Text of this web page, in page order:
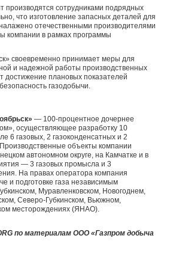
производятся сотрудниками подрядных
что изготовление запасных деталей для
отечественными производителями
компании в рамках программы
своевременно принимает меры для
и надежной работы производственных
достижение плановых показателей
газодобычи.
— 100-процентное дочернее
осуществляющее разработку 10
6 газовых, 2 газоконденсатных и 2
объекты компании
автономном округе, на Камчатке и в
— 3 газовых промысла и 3
На правах оператора компания
и подготовке газа независимым
Муравленковском, Новогоднем,
Северо-Губкинском, Вьюжном,
месторождениях (ЯНАО).
по материалам ООО «Газпром добыча